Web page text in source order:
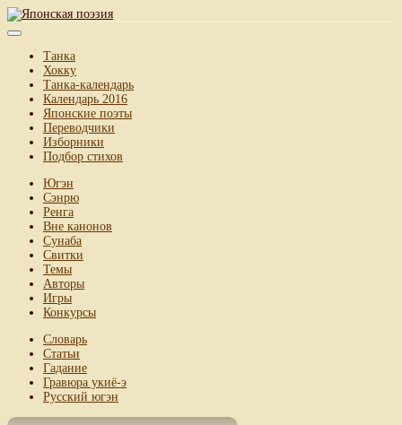
Танка
Хокку
Танка-календарь
Календарь 2016
Японские поэты
Переводчики
Изборники
Подбор стихов
Югэн
Сэнрю
Ренга
Вне канонов
Сунаба
Свитки
Темы
Авторы
Игры
Конкурсы
Словарь
Статьи
Гадание
Гравюра укиё-э
Русский югэн